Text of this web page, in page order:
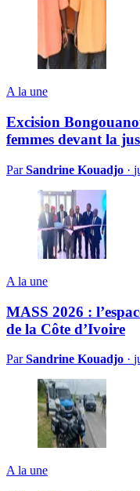
A la une
Excision
femmes devant la
ParSandrine Kouadjo ·
A la une
MASS 2026 :
de la Côte d’Ivoire
ParSandrine Kouadjo ·
A la une